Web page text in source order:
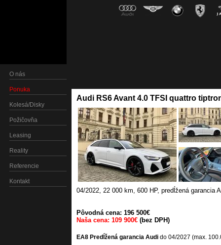
O nás
Ponuka
Kolesá/Disky
Požičovňa
Leasing
Reality
Referencie
Kontakt
Audi RS6 Avant 4.0 TFSI quattro
04/2022, 22 000 km, 600 HP, predĺžená garancia
Pôvodná cena: 196 500€
Naša cena: 109 900€ (bez DPH)
EA8 Predĺžená garancia Audi do 04/2027 (max.